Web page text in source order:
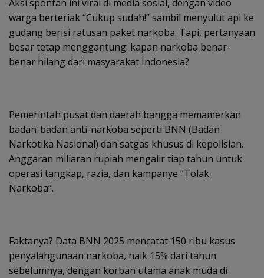
Aksi spontan ini viral di media sosial, dengan video
warga berteriak “Cukup sudah!” sambil menyulut api ke
gudang berisi ratusan paket narkoba. Tapi, pertanyaan
besar tetap menggantung: kapan narkoba benar-
benar hilang dari masyarakat Indonesia?
Pemerintah pusat dan daerah bangga memamerkan
badan-badan anti-narkoba seperti BNN (Badan
Narkotika Nasional) dan satgas khusus di kepolisian.
Anggaran miliaran rupiah mengalir tiap tahun untuk
operasi tangkap, razia, dan kampanye “Tolak
Narkoba”.
Faktanya? Data BNN 2025 mencatat 150 ribu kasus
penyalahgunaan narkoba, naik 15% dari tahun
sebelumnya, dengan korban utama anak muda di